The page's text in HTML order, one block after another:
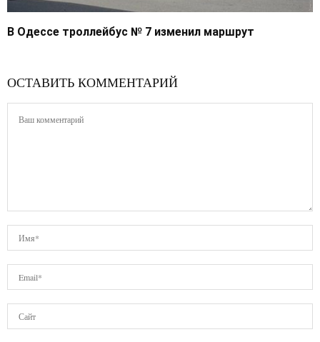
В Одессе троллейбус № 7 изменил маршрут
ОСТАВИТЬ КОММЕНТАРИЙ